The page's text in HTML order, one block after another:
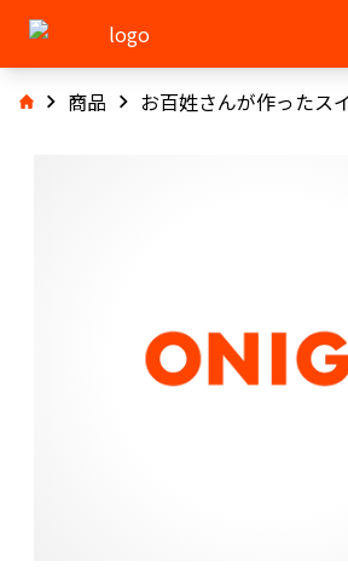
商品 お百姓さんが作ったス